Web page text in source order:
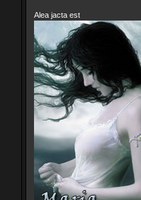
Alea jacta est